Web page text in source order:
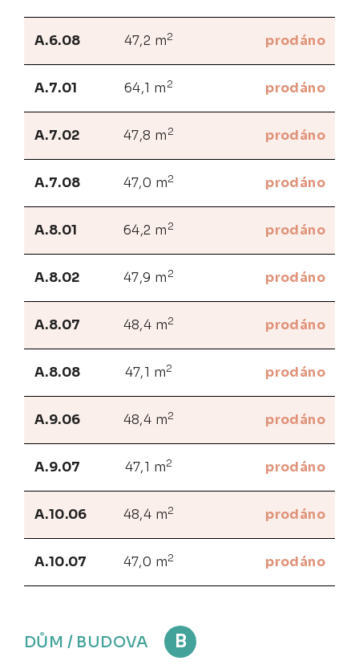
A.6.08 47,2 m2 prodáno
A.7.01 64,1 m 2 prodáno
A.7.02 47,8 m 2 prodáno
A.7.08 47,0 m2 prodáno
A.8.01 64,2 m 2 prodáno
A.8.02 47,9 m 2 prodáno
A.8.07 48,4 m2 prodáno
A.8.08 47,1 m2 prodáno
A.9.06 48,4 m2 prodáno
A.9.07 47,1 m2 prodáno
A.10.06 48,4 m2 prodáno
A.10.07 47,0 m2 prodáno
DŮM / BUDOVA B